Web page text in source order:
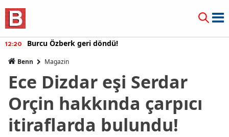
Özberk geri döndü!
Benn Magazin
Ece Dizdar eşi Serdar
Orçin hakkında çarpıcı
itiraflarda bulundu!